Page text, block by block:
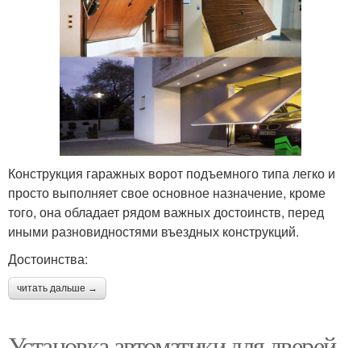
Конструкция гаражных ворот подъемного типа легко и
просто выполняет свое основное назначение, кроме
того, она обладает рядом важных достоинств, перед
иными разновидностями въездных конструкций.
Достоинства:
читать дальше →